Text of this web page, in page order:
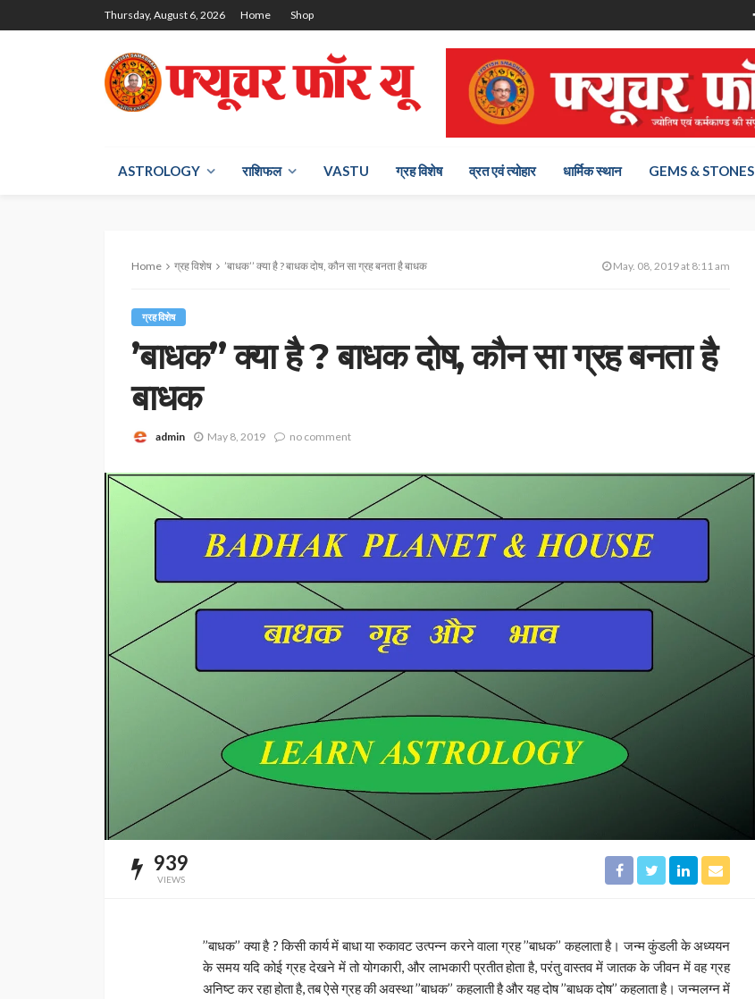
Thursday, August 6, 2026 Home Shop
ASTROLOGY राश‍िफल VASTU ग्रह विशेष व्रत एवं त्योहार धार्मिक स्थान GEMS & STONES
Home ग्रह विशेष ’बाधक’’ क्या है ? बाधक दोष, कौन सा ग्रह बनता है बाधक May. 08, 2019 at 8:11 am
ग्रह विशेष
’बाधक’’ क्या है ? बाधक दोष, कौन सा ग्रह बनता है
बाधक
admin May 8, 2019 no comment
939
VIEWS
’’बाधक’’ क्या है ? किसी कार्य में बाधा या रुकावट उत्पन्न करने वाला ग्रह ’’बाधक’’ कहलाता है। जन्म कुंडली के अध्ययन
के समय यदि कोई ग्रह देखने में तो योगकारी, और लाभकारी प्रतीत होता है, परंतु वास्तव में जातक के जीवन में वह ग्रह
अनिष्ट कर रहा होता है, तब ऐसे ग्रह की अवस्था ’’बाधक’’ कहलाती है और यह दोष ’’बाधक दोष’’ कहलाता है। जन्मलग्न में